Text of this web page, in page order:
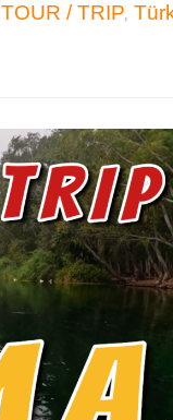
TOUR / TRIP,